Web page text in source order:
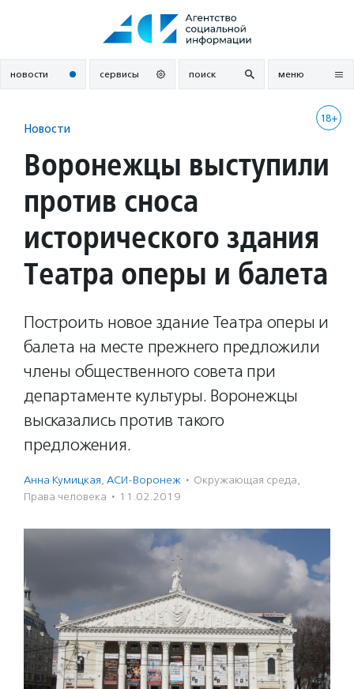
новости сервисы поиск меню
18+
Новости
Воронежцы выступили
против сноса
исторического здания
Театра оперы и балета
Построить новое здание Театра оперы и
балета на месте прежнего предложили
члены общественного совета при
департаменте культуры. Воронежцы
высказались против такого
предложения.
Анна Кумицкая, АСИ-Воронеж · Окружающая среда,
Права человека · 11.02.2019